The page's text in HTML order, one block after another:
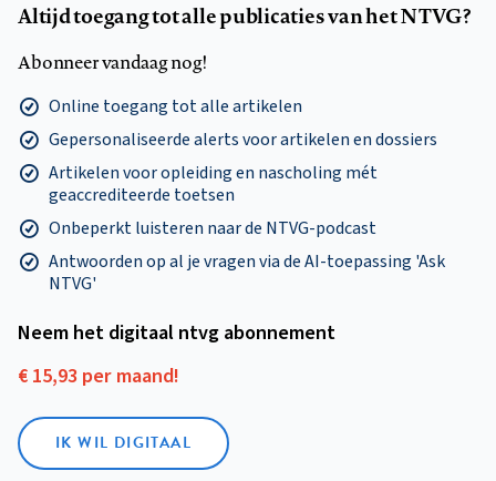
Altijd toegang tot alle publicaties van het NTVG?
Abonneer vandaag nog!
Online toegang tot alle artikelen
Gepersonaliseerde alerts voor artikelen en dossiers
Artikelen voor opleiding en nascholing mét
geaccrediteerde toetsen
Onbeperkt luisteren naar de NTVG-podcast
Antwoorden op al je vragen via de AI-toepassing 'Ask
NTVG'
Neem het digitaal ntvg abonnement
€ 15,93 per maand!
IK WIL DIGITAAL